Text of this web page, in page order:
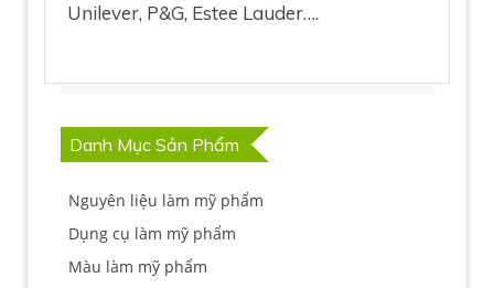
Unilever, P&G, Estee Lauder….
Danh Mục Sản Phẩm
Nguyên liệu làm mỹ phẩm
Dụng cụ làm mỹ phẩm
Màu làm mỹ phẩm